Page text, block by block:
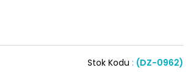
(DZ-0962)
Stok Kodu